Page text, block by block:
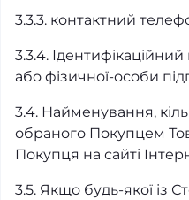
3.3.3. контактний
3.3.4.
або фізичної-особи
3.4. Найменування,
обраного Покупцем
Покупця на сайті
3.5. Якщо будь-якої із